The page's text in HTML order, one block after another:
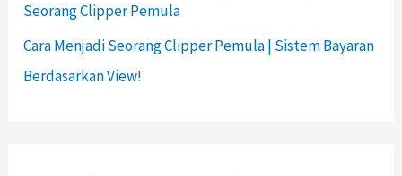
Seorang Clipper Pemula
Cara Menjadi Seorang Clipper Pemula | Sistem Bayaran
Berdasarkan View!